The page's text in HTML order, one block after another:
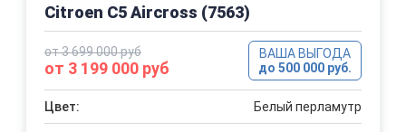
Citroen C5 Aircross (7563)
от 3 699 000 руб
от 3 199 000 руб
ВАША ВЫГОДА
до 500 000 руб.
Цвет: Белый перламутр